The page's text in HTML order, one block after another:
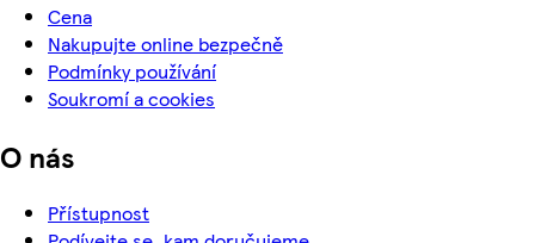
Cena
Nakupujte online bezpečně
Podmínky používání
Soukromí a cookies
O nás
Přístupnost